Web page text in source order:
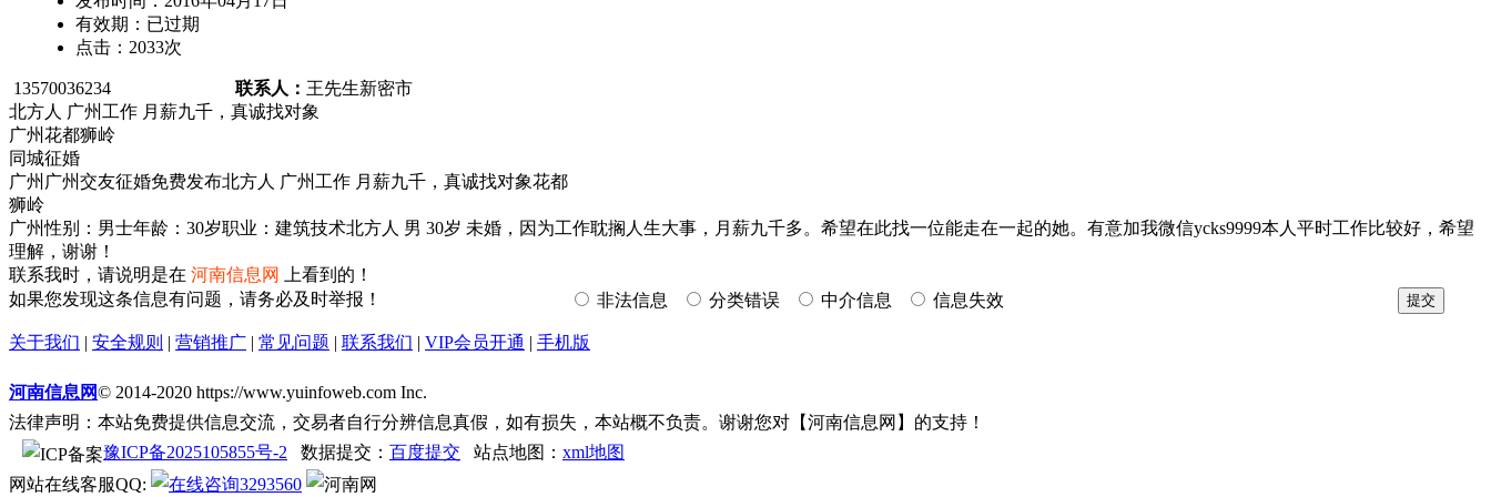
有效期： 已过期
点击： 2033次
13570036234 联系人： 王先生新密市
北方人 广州工作 月薪九千，真诚找对象
广州花都狮岭
同城征婚
广州广州交友征婚免费发布北方人 广州工作 月薪九千，真诚找对象花都
狮岭
广州性别：男士年龄：30岁职业：建筑技术北方人 男 30岁 未婚，因为工作耽搁人生大事，月薪九千多。希望在此找一位能走在一起的她。有意加我微信ycks9999本人平时工作比较好，希望
理解，谢谢！
联系我时，请说明是在 河南信息网
上看到的！
如果您发现这条信息有问题，请务必及时举报！
非法信息 分类错误 中介信息 信息失效
关于我们 | 安全规则 | 营销推广 | 常见问题 | 联系我们 | VIP会员开通 | 手机版
河南信息网© 2014-2020 https://www.yuinfoweb.com Inc.
法律声明：本站免费提供信息交流，交易者自行分辨信息真假，如有损失，本站概不负责。谢谢您对【河南信息网】的支持！
豫ICP备2025105855号-2 数据提交： 百度提交 站点地图： xml地图
网站在线客服QQ:
3293560